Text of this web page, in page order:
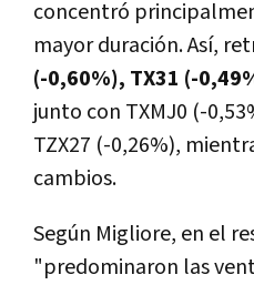
concentró
mayor duración. Así,
(-0,60%), TX31 (-
junto con TXMJ0 (-
TZX27 (-0,26%),
cambios.
Según Migliore, en el
"predominaron las